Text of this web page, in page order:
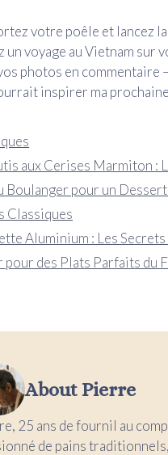
votre poêle et lancez la
un voyage au Vietnam sur
photos en commentaire
inspirer ma
aux Cerises Marmiton :
Boulanger pour un
Classiques
Aluminium : Les Secrets
pour des Plats Parfaits du
About Pierre
25 ans de fournil au
de pains